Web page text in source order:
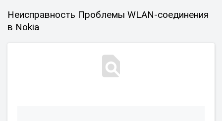
Неисправность Проблемы WLAN-соединения
в Nokia